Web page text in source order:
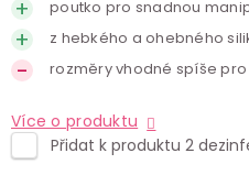
poutko pro snadnou
z hebkého a ohebného
rozměry vhodné spíše
Více o produktu
Přidat k produktu 2